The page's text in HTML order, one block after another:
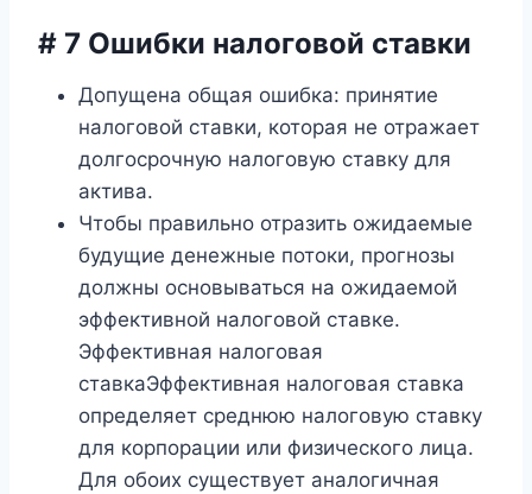
# 7 Ошибки налоговой ставки
Допущена общая ошибка: принятие
налоговой ставки, которая не отражает
долгосрочную налоговую ставку для
актива.
Чтобы правильно отразить ожидаемые
будущие денежные потоки, прогнозы
должны основываться на ожидаемой
эффективной налоговой ставке.
Эффективная налоговая
ставкаЭффективная налоговая ставка
определяет среднюю налоговую ставку
для корпорации или физического лица.
Для обоих существует аналогичная